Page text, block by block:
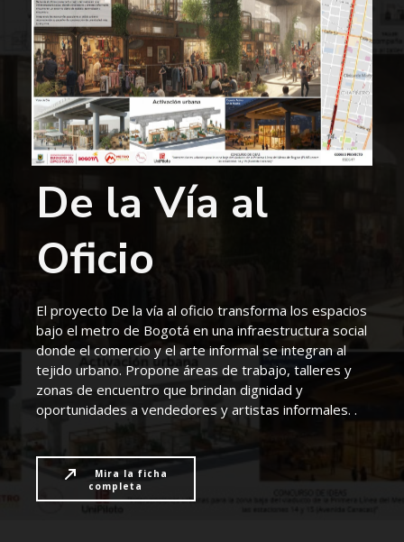
De la Vía al
Oficio
El proyecto De la vía al oficio transforma los espacios
bajo el metro de Bogotá en una infraestructura social
donde el comercio y el arte informal se integran al
tejido urbano. Propone áreas de trabajo, talleres y
zonas de encuentro que brindan dignidad y
oportunidades a vendedores y artistas informales. .
Mira la ficha
completa